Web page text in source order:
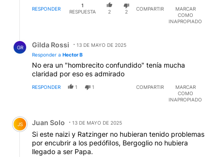
RESPONDER
1
RESPUESTA
2 2
COMPARTIR
MARCAR
COMO
INAPROPIADO
GR Gilda Rossi
13 DE MAYO DE 2025
Responder a Hector B
No era un "hombrecito confundido" tenía mucha
claridad por eso es admirado
RESPONDER 1 1 COMPARTIR
MARCAR
COMO
INAPROPIADO
Comentario de Juan Solo.
JS Juan Solo 13 DE MAYO DE 2025
Si este naizi y Ratzinger no hubieran tenido problemas
por encubrir a los pedófiIos, Bergoglio no hubiera
llegado a ser Papa.